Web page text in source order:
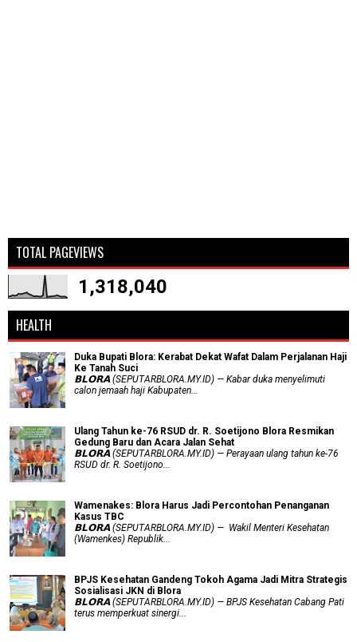
TOTAL PAGEVIEWS
1,318,040
HEALTH
Duka Bupati Blora: Kerabat Dekat Wafat Dalam Perjalanan Haji
Ke Tanah Suci
𝗕𝗟𝗢𝗥𝗔 (SEPUTARBLORA.MY.ID) — Kabar duka menyelimuti
calon jemaah haji Kabupaten...
Ulang Tahun ke-76 RSUD dr. R. Soetijono Blora Resmikan
Gedung Baru dan Acara Jalan Sehat
𝗕𝗟𝗢𝗥𝗔 (SEPUTARBLORA.MY.ID) — Perayaan ulang tahun ke-76
RSUD dr. R. Soetijono...
Wamenakes: Blora Harus Jadi Percontohan Penanganan
Kasus TBC
𝗕𝗟𝗢𝗥𝗔 (SEPUTARBLORA.MY.ID) — Wakil Menteri Kesehatan
(Wamenkes) Republik...
BPJS Kesehatan Gandeng Tokoh Agama Jadi Mitra Strategis
Sosialisasi JKN di Blora
𝗕𝗟𝗢𝗥𝗔 (SEPUTARBLORA.MY.ID) — BPJS Kesehatan Cabang Pati
terus memperkuat sinergi...